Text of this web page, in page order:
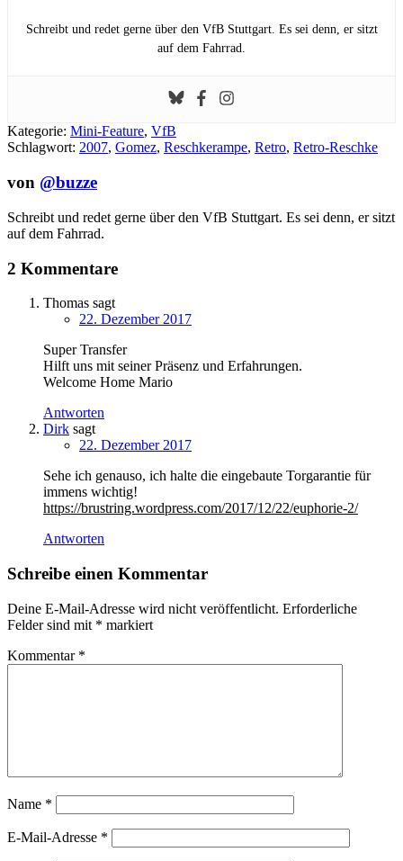
Schreibt und redet gerne über den VfB Stuttgart. Es sei denn, er sitzt
auf dem Fahrrad.
Kategorie: Mini-Feature, VfB
Schlagwort: 2007, Gomez, Reschkerampe, Retro, Retro-Reschke
von @buzze
Schreibt und redet gerne über den VfB Stuttgart. Es sei denn, er sitzt
auf dem Fahrrad.
2 Kommentare
Thomas sagt
22. Dezember 2017
Super Transfer
Hilft uns mit seiner Präsenz und Erfahrungen.
Welcome Home Mario
Antworten
Dirk sagt
22. Dezember 2017
Sehe ich genauso, ich halte die eingebaute Torgarantie für
immens wichtig!
https://brustring.wordpress.com/2017/12/22/euphorie-2/
Antworten
Schreibe einen Kommentar
Deine E-Mail-Adresse wird nicht veröffentlicht. Erforderliche
Felder sind mit * markiert
Kommentar *
Name *
E-Mail-Adresse *